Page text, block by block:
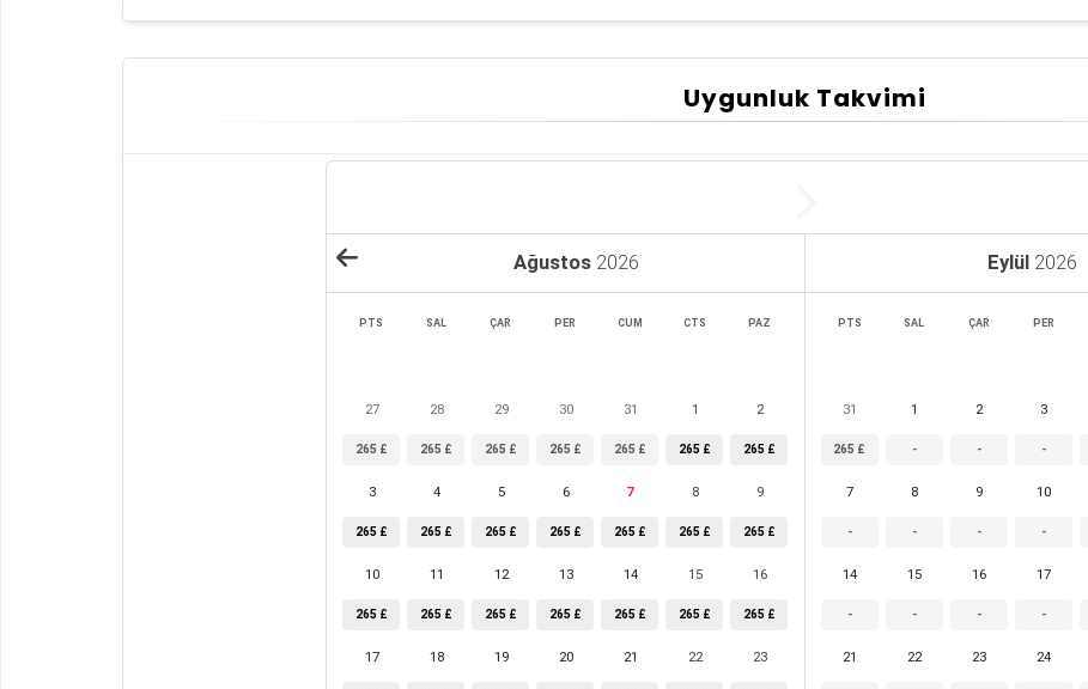
Uygunluk Takvimi
Ağustos 2026
PTS SAL ÇAR PER CUM CTS PAZ
27
265 £
28
265 £
29
265 £
30
265 £
31
265 £
1
265 £
2
265 £
3
265 £
4
265 £
5
265 £
6
265 £
7
265 £
8
265 £
9
265 £
10
265 £
11
265 £
12
265 £
13
265 £
14
265 £
15
265 £
16
265 £
17 18 19 20 21 22 23
Eylül 2026
PTS SAL ÇAR PER
31
265 £
1
-
2
-
3
-
7
-
8
-
9
-
10
-
14
-
15
-
16
-
17
-
21 22 23 24